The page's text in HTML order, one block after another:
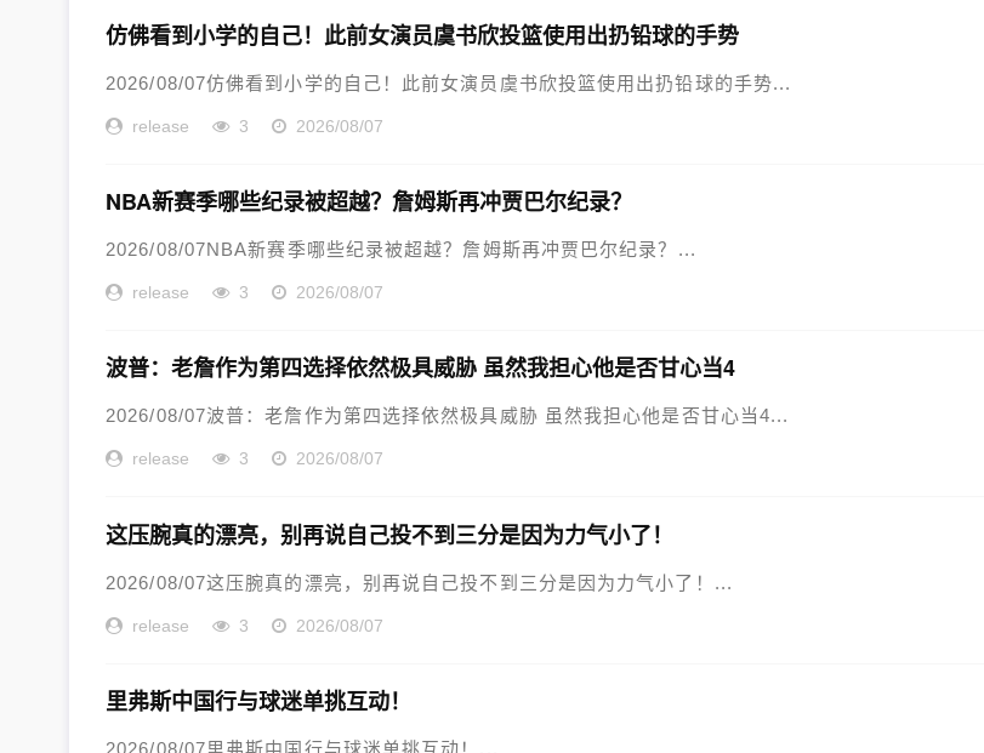
仿佛看到小学的自己！此前女演员虞书欣投篮使用出扔铅球的手势
2026/08/07仿佛看到小学的自己！此前女演员虞书欣投篮使用出扔铅球的手势...
release 3 2026/08/07
NBA新赛季哪些纪录被超越？詹姆斯再冲贾巴尔纪录？
2026/08/07NBA新赛季哪些纪录被超越？詹姆斯再冲贾巴尔纪录？...
release 3 2026/08/07
波普：老詹作为第四选择依然极具威胁 虽然我担心他是否甘心当4
2026/08/07波普：老詹作为第四选择依然极具威胁 虽然我担心他是否甘心当4...
release 3 2026/08/07
这压腕真的漂亮，别再说自己投不到三分是因为力气小了！
2026/08/07这压腕真的漂亮，别再说自己投不到三分是因为力气小了！...
release 3 2026/08/07
里弗斯中国行与球迷单挑互动！
2026/08/07里弗斯中国行与球迷单挑互动！...